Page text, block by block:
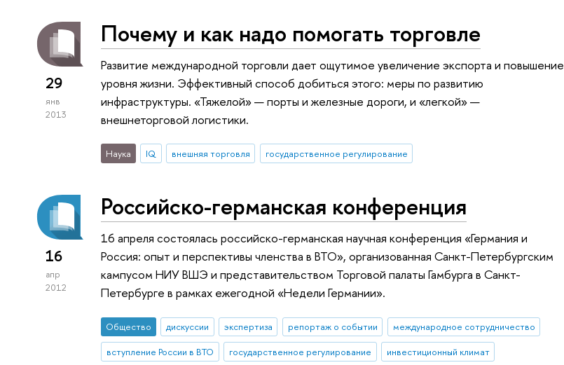
29
янв
2013
Почему и как надо помогать торговле
Развитие международной торговли дает ощутимое увеличение экспорта и повышение
уровня жизни. Эффективный способ добиться этого: меры по развитию
инфраструктуры. «Тяжелой» — порты и железные дороги, и «легкой» —
внешнеторговой логистики.
Наука IQ внешняя торговля государственное регулирование
16
апр
2012
Российско-германская конференция
16 апреля состоялась российско-германская научная конференция «Германия и
Россия: опыт и перспективы членства в ВТО», организованная Санкт-Петербургским
кампусом НИУ ВШЭ и представительством Торговой палаты Гамбурга в Санкт-
Петербурге в рамках ежегодной «Недели Германии».
Общество дискуссии экспертиза репортаж о событии
международное сотрудничество
вступление России в ВТО
государственное регулирование
инвестиционный климат